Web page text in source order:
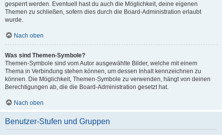
gesperrt werden. Eventuell hast du auch die Möglichkeit, deine eigenen
Themen zu schließen, sofern dies durch die Board-Administration erlaubt
wurde.
Nach oben
Was sind Themen-Symbole?
Themen-Symbole sind vom Autor ausgewählte Bilder, welche mit einem
Thema in Verbindung stehen können, um dessen Inhalt kennzeichnen zu
können. Die Möglichkeit, Themen-Symbole zu verwenden, hängt von deinen
Berechtigungen ab, die die Board-Administration gesetzt hat.
Nach oben
Benutzer-Stufen und Gruppen